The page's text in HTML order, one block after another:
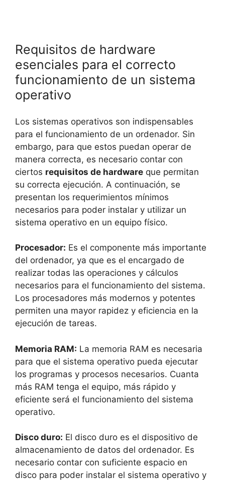
Requisitos de hardware
esenciales para el correcto
funcionamiento de un sistema
operativo
Los sistemas operativos son indispensables
para el funcionamiento de un ordenador. Sin
embargo, para que estos puedan operar de
manera correcta, es necesario contar con
ciertos requisitos de hardware que permitan
su correcta ejecución. A continuación, se
presentan los requerimientos mínimos
necesarios para poder instalar y utilizar un
sistema operativo en un equipo físico.
Procesador: Es el componente más importante
del ordenador, ya que es el encargado de
realizar todas las operaciones y cálculos
necesarios para el funcionamiento del sistema.
Los procesadores más modernos y potentes
permiten una mayor rapidez y eficiencia en la
ejecución de tareas.
Memoria RAM: La memoria RAM es necesaria
para que el sistema operativo pueda ejecutar
los programas y procesos necesarios. Cuanta
más RAM tenga el equipo, más rápido y
eficiente será el funcionamiento del sistema
operativo.
Disco duro: El disco duro es el dispositivo de
almacenamiento de datos del ordenador. Es
necesario contar con suficiente espacio en
disco para poder instalar el sistema operativo y